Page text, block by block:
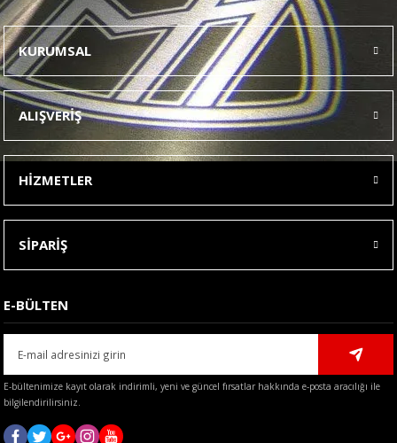
Bu ürünün fiyat bilgisi, resim, ürün açıklamalarında ve diğer
konularda yetersiz gördüğünüz noktaları öneri formunu kullanarak
tarafımıza iletebilirsiniz.
Görüş ve önerileriniz için teşekkür ederiz.
Ürün resmi kalitesiz, bozuk veya görüntülenemiyor.
Ürün açıklamasında eksik bilgiler bulunuyor.
Ürün bilgilerinde hatalar bulunuyor.
Ürün fiyatı diğer sitelerden daha pahalı.
Bu ürüne benzer farklı alternatifler olmalı.
Gönder
KURUMSAL
ALIŞVERİŞ
HİZMETLER
SİPARİŞ
E-BÜLTEN
E-bültenimize kayıt olarak indirimli, yeni ve güncel fırsatlar hakkında e-posta aracılığı ile
bilgilendirilirsiniz.